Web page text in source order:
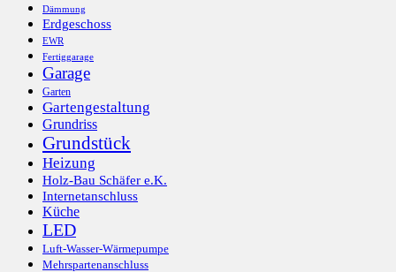
Dämmung
Erdgeschoss
EWR
Fertiggarage
Garage
Garten
Gartengestaltung
Grundriss
Grundstück
Heizung
Holz-Bau Schäfer e.K.
Internetanschluss
Küche
LED
Luft-Wasser-Wärmepumpe
Mehrspartenanschluss